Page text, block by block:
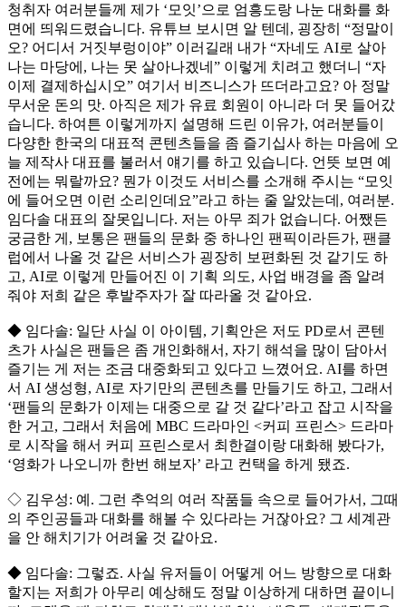
청취자 여러분들께 제가 ‘모잇’으로 엄흥도랑 나눈 대화를 화
면에 띄워드렸습니다. 유튜브 보시면 알 텐데, 굉장히 “정말이
오? 어디서 거짓부렁이야” 이러길래 내가 “자네도 AI로 살아
나는 마당에, 나는 못 살아나겠네” 이렇게 치려고 했더니 “자
이제 결제하십시오” 여기서 비즈니스가 뜨더라고요? 아 정말
무서운 돈의 맛. 아직은 제가 유료 회원이 아니라 더 못 들어갔
습니다. 하여튼 이렇게까지 설명해 드린 이유가, 여러분들이
다양한 한국의 대표적 콘텐츠들을 좀 즐기십사 하는 마음에 오
늘 제작사 대표를 불러서 얘기를 하고 있습니다. 언뜻 보면 예
전에는 뭐랄까요? 뭔가 이것도 서비스를 소개해 주시는 “모잇
에 들어오면 이런 소리인데요”라고 하는 줄 알았는데, 여러분.
임다솔 대표의 잘못입니다. 저는 아무 죄가 없습니다. 어쨌든
궁금한 게, 보통은 팬들의 문화 중 하나인 팬픽이라든가, 팬클
럽에서 나올 것 같은 서비스가 굉장히 보편화된 것 같기도 하
고, AI로 이렇게 만들어진 이 기획 의도, 사업 배경을 좀 알려
줘야 저희 같은 후발주자가 잘 따라올 것 같아요.
◆ 임다솔: 일단 사실 이 아이템, 기획안은 저도 PD로서 콘텐
츠가 사실은 팬들은 좀 개인화해서, 자기 해석을 많이 담아서
즐기는 게 저는 조금 대중화되고 있다고 느꼈어요. AI를 하면
서 AI 생성형, AI로 자기만의 콘텐츠를 만들기도 하고, 그래서
‘팬들의 문화가 이제는 대중으로 갈 것 같다’라고 잡고 시작을
한 거고, 그래서 처음에 MBC 드라마인 <커피 프린스> 드라마
로 시작을 해서 커피 프린스로서 최한결이랑 대화해 봤다가,
‘영화가 나오니까 한번 해보자’ 라고 컨택을 하게 됐죠.
◇ 김우성: 예. 그런 추억의 여러 작품들 속으로 들어가서, 그때
의 주인공들과 대화를 해볼 수 있다라는 거잖아요? 그 세계관
을 안 해치기가 어려울 것 같아요.
◆ 임다솔: 그렇죠. 사실 유저들이 어떻게 어느 방향으로 대화
할지는 저희가 아무리 예상해도 정말 이상하게 대하면 끝이니